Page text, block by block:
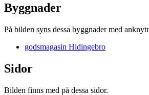
Byggnader
På bilden syns dessa byggnader med
godsmagasin Hidingebro
Sidor
Bilden finns med på dessa sidor.